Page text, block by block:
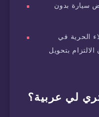
سيارة بدون
الحرية في
بتحويل
لي عربية؟